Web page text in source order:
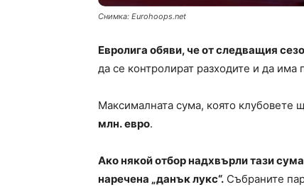
Снимка: Eurohoops.net
Евролига обяви, че от следващия
да се контролират разходите и да
Максималната сума, която клубовете
млн.евро.
Ако някой отбор надхвърли тази
наречена „данък лукс“. Събраните